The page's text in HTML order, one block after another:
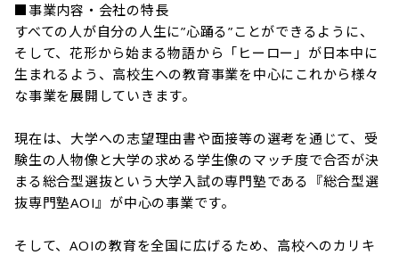
■事業内容・会社の特長
すべての人が自分の人生に”心踊る”ことができるように、
そして、花形から始まる物語から「ヒーロー」が日本中に
生まれるよう、高校生への教育事業を中心にこれから様々
な事業を展開していきます。
現在は、大学への志望理由書や面接等の選考を通じて、受
験生の人物像と大学の求める学生像のマッチ度で合否が決
まる総合型選抜という大学入試の専門塾である『総合型選
抜専門塾AOI』が中心の事業です。
そして、AOIの教育を全国に広げるため、高校へのカリキ